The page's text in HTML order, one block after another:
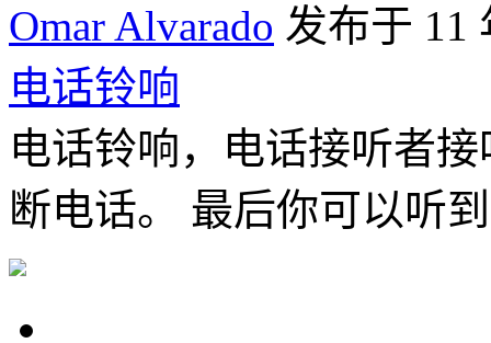
Omar Alvarado 发布于 11
电话铃响
电话铃响，电话接听者
断电话。 最后你可以听